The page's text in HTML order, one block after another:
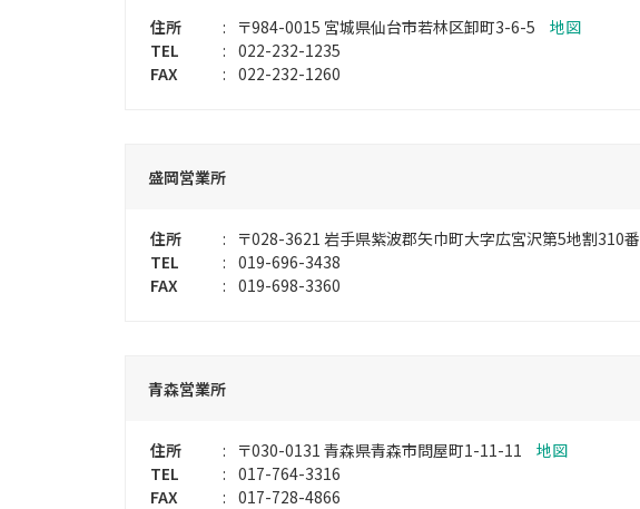
住所 : 〒984-0015 宮城県仙台市若林区卸町3-6-5
地図
TEL
: 022-232-1235
FAX
: 022-232-1260
盛岡営業所
住所 : 〒028-3621 岩手県紫波郡矢巾町大字広宮沢第5地割310番
TEL
: 019-696-3438
FAX
: 019-698-3360
青森営業所
住所 : 〒030-0131 青森県青森市問屋町1-11-11
地図
TEL
: 017-764-3316
FAX
: 017-728-4866